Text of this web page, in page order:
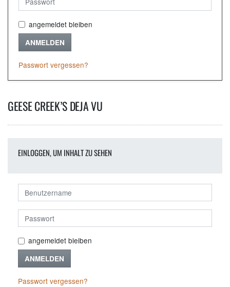
angemeldet bleiben
ANMELDEN
Passwort vergessen?
GEESE CREEK’S DEJA VU
EINLOGGEN, UM INHALT ZU SEHEN
angemeldet bleiben
ANMELDEN
Passwort vergessen?